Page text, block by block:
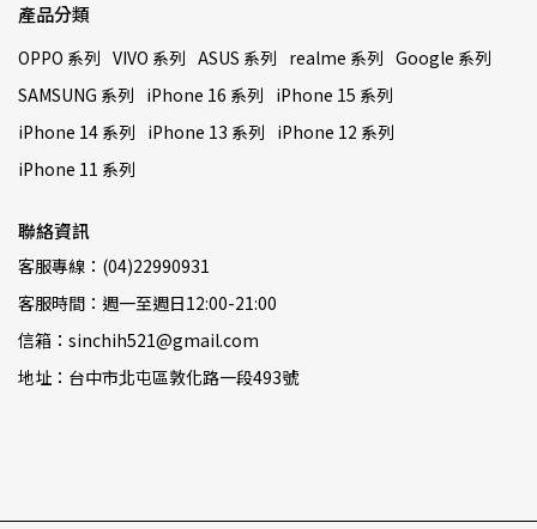
產品分類
OPPO 系列 VIVO 系列 ASUS 系列 realme 系列 Google 系列
SAMSUNG 系列 iPhone 16 系列 iPhone 15 系列
iPhone 14 系列 iPhone 13 系列 iPhone 12 系列
iPhone 11 系列
聯絡資訊
客服專線：(04)22990931
客服時間：週一至週日12:00-21:00
信箱：sinchih521@gmail.com
地址：台中市北屯區敦化路一段493號